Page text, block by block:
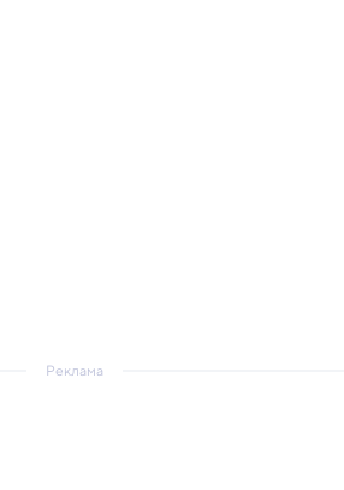
Реклама